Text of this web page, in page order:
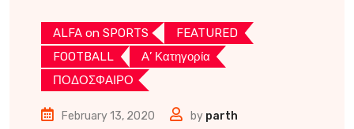
ALFA on SPORTS
FEATURED
FOOTBALL
Α’ Κατηγορία
ΠΟΔΟΣΦΑΙΡΟ
February 13, 2020 by parth